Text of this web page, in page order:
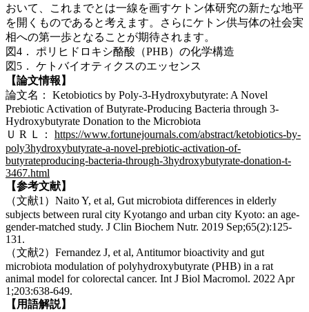
おいて、これまでとは一線を画すケトン体研究の新たな地平
を開くものであると考えます。さらにケトン供与体の社会実
相への第一歩となることが期待されます。
図4． ポリヒドロキシ酪酸（PHB）の化学構造
図5． ケトバイオティクスのエッセンス
【論文情報】
論文名： Ketobiotics by Poly-3-Hydroxybutyrate: A Novel
Prebiotic Activation of Butyrate-Producing Bacteria through 3-
Hydroxybutyrate Donation to the Microbiota
Ｕ R Ｌ： https://www.fortunejournals.com/abstract/ketobiotics-by-
poly3hydroxybutyrate-a-novel-prebiotic-activation-of-
butyrateproducing-bacteria-through-3hydroxybutyrate-donation-t-
3467.html
【参考文献】
（文献1）Naito Y, et al, Gut microbiota differences in elderly
subjects between rural city Kyotango and urban city Kyoto: an age-
gender-matched study. J Clin Biochem Nutr. 2019 Sep;65(2):125-
131.
（文献2）Fernandez J, et al, Antitumor bioactivity and gut
microbiota modulation of polyhydroxybutyrate (PHB) in a rat
animal model for colorectal cancer. Int J Biol Macromol. 2022 Apr
1;203:638-649.
【用語解説】